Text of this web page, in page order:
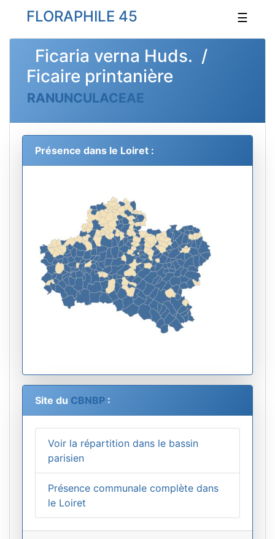
FLORAPHILE 45 ☰
Ficaria verna Huds. /
Ficaire printanière
RANUNCULACEAE
Présence dans le Loiret :
Site du CBNBP :
Voir la répartition dans le bassin
parisien
Présence communale complète dans
le Loiret